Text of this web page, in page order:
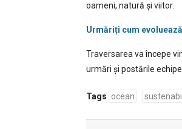
oameni, natură și viitor.
Urmăriți cum
Traversarea va începe
urmări și postările
Tags ocean